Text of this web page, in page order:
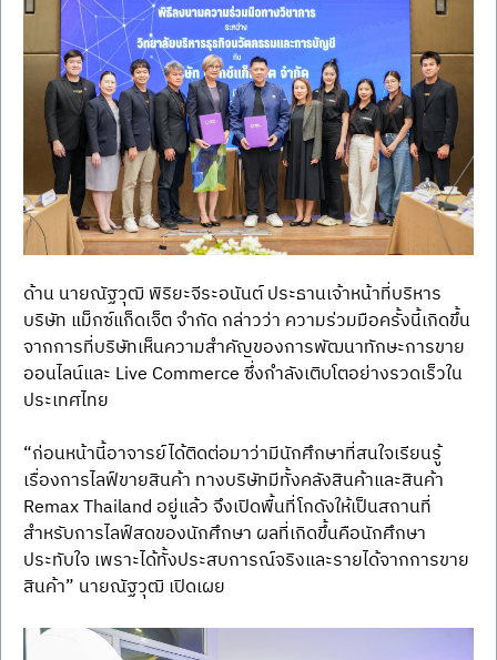
ด้าน นายณัฐวุฒิ พิริยะจีระอนันต์ ประธานเจ้าหน้าที่บริหาร
บริษัท แม็กซ์แก็ดเจ็ต จำกัด กล่าวว่า ความร่วมมือครั้งนี้เกิดขึ้น
จากการที่บริษัทเห็นความสำคัญของการพัฒนาทักษะการขาย
ออนไลน์และ Live Commerce ซึ่งกำลังเติบโตอย่างรวดเร็วใน
ประเทศไทย
“ก่อนหน้านี้อาจารย์ได้ติดต่อมาว่ามีนักศึกษาที่สนใจเรียนรู้
เรื่องการไลฟ์ขายสินค้า ทางบริษัทมีทั้งคลังสินค้าและสินค้า
Remax Thailand อยู่แล้ว จึงเปิดพื้นที่โกดังให้เป็นสถานที่
สำหรับการไลฟ์สดของนักศึกษา ผลที่เกิดขึ้นคือนักศึกษา
ประทับใจ เพราะได้ทั้งประสบการณ์จริงและรายได้จากการขาย
สินค้า” นายณัฐวุฒิ เปิดเผย